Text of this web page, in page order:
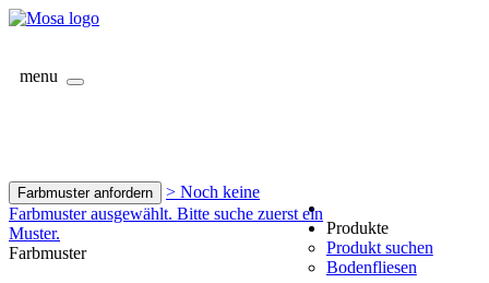
menu
Farbmuster anfordern
> Noch keine
Farbmuster ausgewählt. Bitte suche zuerst ein
Muster.
Farbmuster
Produkte
Produkt suchen
Bodenfliesen